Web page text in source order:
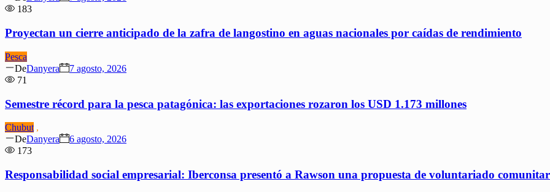
183
Proyectan un cierre anticipado de la zafra de langostino en aguas nacionales por caídas de rendimiento
Pesca
DeAuthor
Danyera
Posted
7 agosto, 2026
71
Semestre récord para la pesca patagónica: las exportaciones rozaron los USD 1.173 millones
Chubut ,
DeAuthor
Danyera
Posted
6 agosto, 2026
173
Responsabilidad social empresarial: Iberconsa presentó a Rawson una propuesta de voluntariado